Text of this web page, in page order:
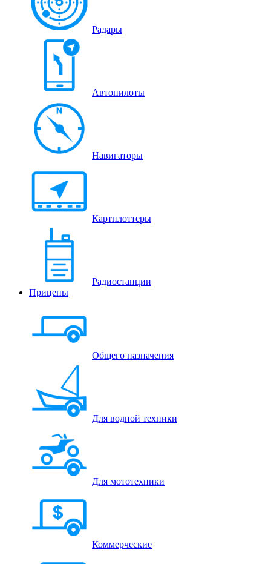
Радары
Автопилоты
Навигаторы
Картплоттеры
Радиостанции
Прицепы
Общего назначения
Для водной техники
Для мототехники
Коммерческие